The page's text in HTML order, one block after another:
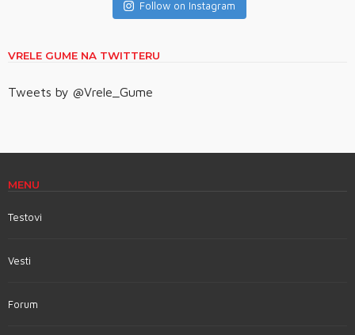
Follow on Instagram
VRELE GUME NA TWITTERU
Tweets by @Vrele_Gume
MENU
Testovi
Vesti
Forum